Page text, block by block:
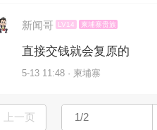
新闻哥 LV14 柬埔寨贵族
直接交钱就会复原的
5-13 11:48 · 柬埔寨
上一页